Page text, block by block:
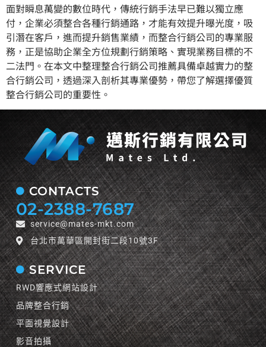
面對瞬息萬變的數位時代，傳統行銷手法早已難以獨立應
付，企業必須整合各種行銷通路，才能有效提升曝光度，吸
引潛在客戶，進而提升銷售業績，而整合行銷公司的專業服
務，正是協助企業全方位規劃行銷策略、實現業務目標的不
二法門。在本文中整理整合行銷公司推薦具備卓越實力的整
合行銷公司，透過深入剖析其專業優勢，帶您了解選擇優質
整合行銷公司的重要性。
CONTACTS
02-2388-7687
service@mates-mkt.com
台北市萬華區開封街二段10號3F
SERVICE
RWD響應式網站設計
品牌整合行銷
平面視覺設計
影音拍攝